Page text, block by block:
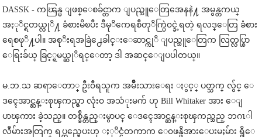
DASSK - ကၽြန္မ ျဖစ္ေစခ်င္တာက ျပည္သူေတြအေနနဲ႔ အမွန္တကယ္
အႏုိင္ရတယ္လုိ႔ ခံစားမိၿပီး ဒီမုိကေရစီတုိက္ပြဲ၀င္ခဲ့ရတဲ့ ရလဒ္ေတြ ခံစား
ရေစဖုိ႔ပါ။ အစုိးရအခြဲ႕ေခါင္းေဆာင္ကုိ ျပည္သူေတြက လြတ္လပ္စြာ
ေရြးခ်ယ္ ခြင့္ရမယ္ဆုိရင္ေတာ့ ဒါ အဆင္ေျပပါတယ္။
မ.ဘ.သ ဆရာေတာ္ ဦး၀ီရသူက အမ်ဳိးသားေရး ႏွင့္ ပတ္သက္ လွ်င္ ေ
ဒၚေအာင္ဆန္းစုၾကည္မွာ လုံး၀ အသံုးမက် ဟု Bill Whitaker အား ေျ
ပာၾကား ခဲ့သည္။ တစ္ခ်ိန္တည္းမွာပင္ ေဒၚေအာင္ဆန္းစုၾကည္သည္ ဘဂၤါ
လီမ်ားအတြက္ ရပ္တည္မေပးဟု ႏုိင္ငံတကာက ေ၀ဖန္ဖိအားေပးမႈမ်ား ရွိေ